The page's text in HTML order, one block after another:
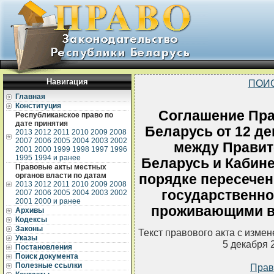
Навигация
Главная
Конституция
Республиканское право по
дате принятия
2013 2012 2011 2010 2009 2008
2007 2006 2005 2004 2003 2002
2001 2000 1999 1998 1997 1996
1995 1994 и ранее
Правовые акты местных
органов власти по датам
2013 2012 2011 2010 2009 2008
2007 2006 2005 2004 2003 2002
2001 2000 и ранее
Архивы
Кодексы
Законы
Указы
Постановления
Поиск документа
Полезные ссылки
Соглашение
Беларусь от 12
между
Беларусь и
порядке
проживающими
Текст правового акта с
5 декабря